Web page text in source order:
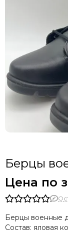
Берцы
Цена по
Берцы военные
Состав: яловая